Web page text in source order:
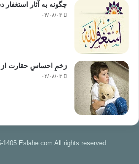
چگونه به آثار استغفار
۰۴/۰۸/۰۳
زخمِ احساسِ حقارت از
۰۴/۰۸/۰۳
1405 Eslahe.com All rights reserved